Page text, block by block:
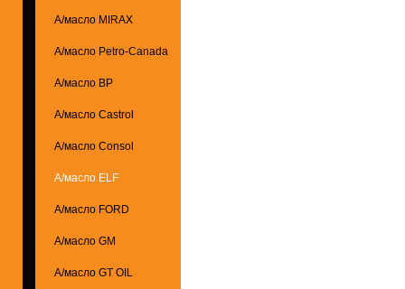
А/масло MIRAX
А/масло Petro-Canada
А/масло BP
А/масло Castrol
А/масло Consol
А/масло ELF
А/масло FORD
А/масло GM
А/масло GT OIL